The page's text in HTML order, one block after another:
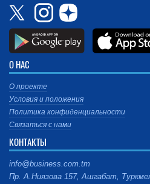
О НАС
О проекте
Условия и положения
Политика конфиденциальности
Связаться с нами
КОНТАКТЫ
info@business.com.tm
Пр. А.Ниязова 157, Ашгабат,